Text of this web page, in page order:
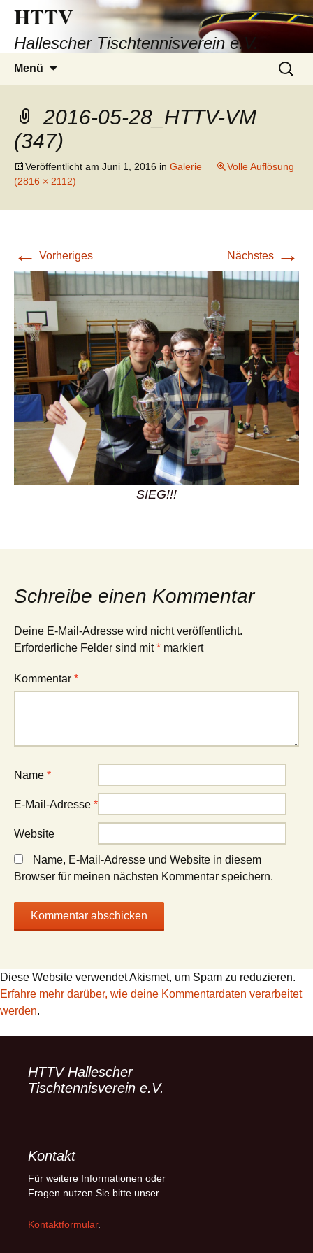
HTTV
Hallescher Tischtennisverein e.V.
Menü
Suchen
nach:
2016-05-28_HTTV-VM
(347)
Veröffentlicht am Juni 1, 2016 in Galerie
Volle Auflösung
(2816 × 2112)
← Vorheriges Nächstes →
SIEG!!!
Schreibe einen Kommentar
Deine E-Mail-Adresse wird nicht veröffentlicht.
Erforderliche Felder sind mit* markiert
Kommentar *
Name *
E-Mail-Adresse *
Website
Name, E-Mail-Adresse und Website in diesem
Browser für meinen nächsten Kommentar speichern.
Diese Website verwendet Akismet, um Spam zu reduzieren.
Erfahre mehr darüber, wie deine Kommentardaten verarbeitet
werden.
HTTV Hallescher
Tischtennisverein e.V.
Kontakt
Für weitere Informationen oder
Fragen nutzen Sie bitte unser
Kontaktformular.